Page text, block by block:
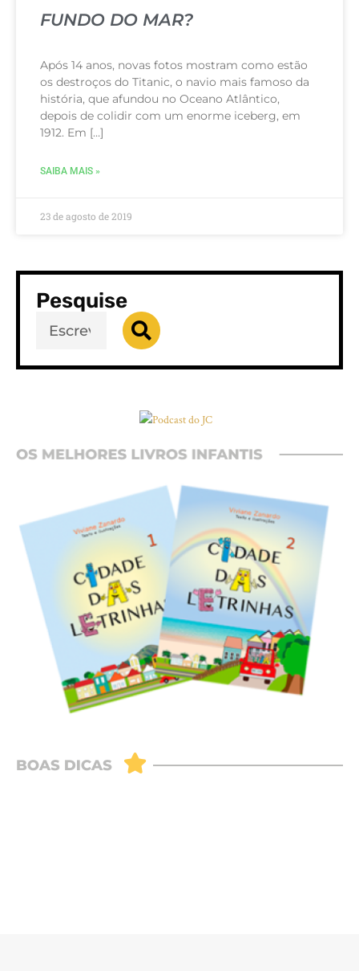
FUNDO DO MAR?
Após 14 anos, novas fotos mostram como estão
os destroços do Titanic, o navio mais famoso da
história, que afundou no Oceano Atlântico,
depois de colidir com um enorme iceberg, em
1912. Em […]
SAIBA MAIS »
23 de agosto de 2019
Pesquise